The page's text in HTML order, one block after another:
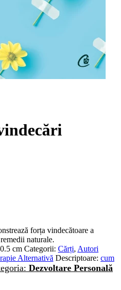
forța vindecătoare a
naturale.
cm Categorii: Cărți, Autori
Alternativă Descriptoare: cum
Dezvoltare Personală